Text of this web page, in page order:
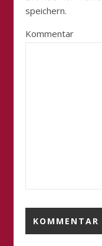
speichern.
Kommentar